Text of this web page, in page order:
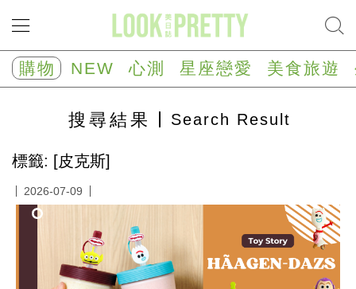
NEW
心
測
塔
心
理
測
驗
購物 NEW 心測 星座戀愛 美食旅遊
搜尋 結果 Search Result
標籤: [皮克斯]
2026-07-09